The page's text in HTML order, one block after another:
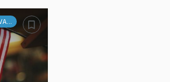
CORPORATE INNOVATION